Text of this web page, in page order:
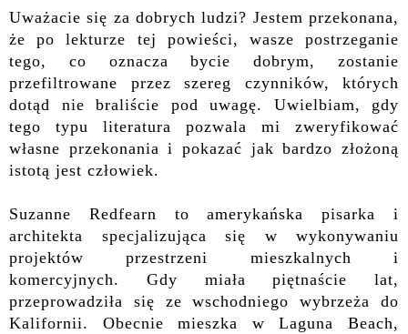
Uważacie się za dobrych ludzi? Jestem przekonana,
że po lekturze tej powieści, wasze postrzeganie
tego, co oznacza bycie dobrym, zostanie
przefiltrowane przez szereg czynników, których
dotąd nie braliście pod uwagę. Uwielbiam, gdy
tego typu literatura pozwala mi zweryfikować
własne przekonania i pokazać jak bardzo złożoną
istotą jest człowiek.
Suzanne Redfearn to amerykańska pisarka i
architekta specjalizująca się w wykonywaniu
projektów przestrzeni mieszkalnych i
komercyjnych. Gdy miała piętnaście lat,
przeprowadziła się ze wschodniego wybrzeża do
Kalifornii. Obecnie mieszka w Laguna Beach,